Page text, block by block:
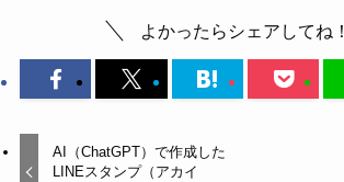
よかったらシェアしてね！
AI（ChatGPT）で作成した
LINEスタンプ（アカイ